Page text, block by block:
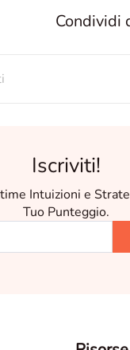
Condividi
Iscriviti!
Intuizioni e
Tuo Punteggio.